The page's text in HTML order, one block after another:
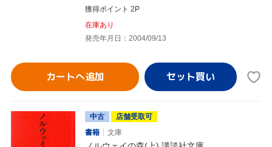
獲得ポイント 2P
在庫あり
発売年月日：2004/09/13
カートへ追加
中古
店舗受取可
書籍
文庫